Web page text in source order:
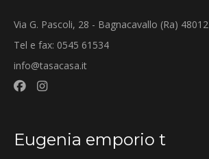
Via G. Pascoli, 28 - Bagnacavallo (Ra) 48012
Tel e fax: 0545 61534
info@tasacasa.it
Eugenia emporio t